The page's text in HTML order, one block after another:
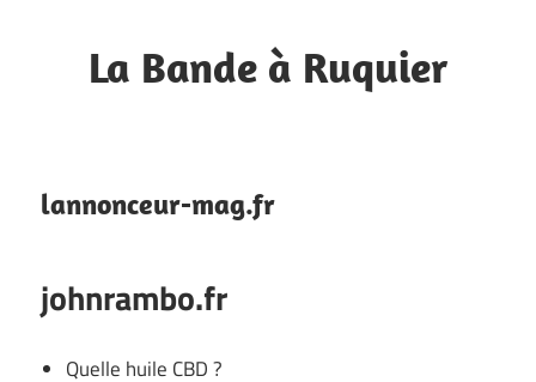
contentLa Bande à Ruquier
lannonceur-mag.fr
johnrambo.fr
Quelle huile CBD ?